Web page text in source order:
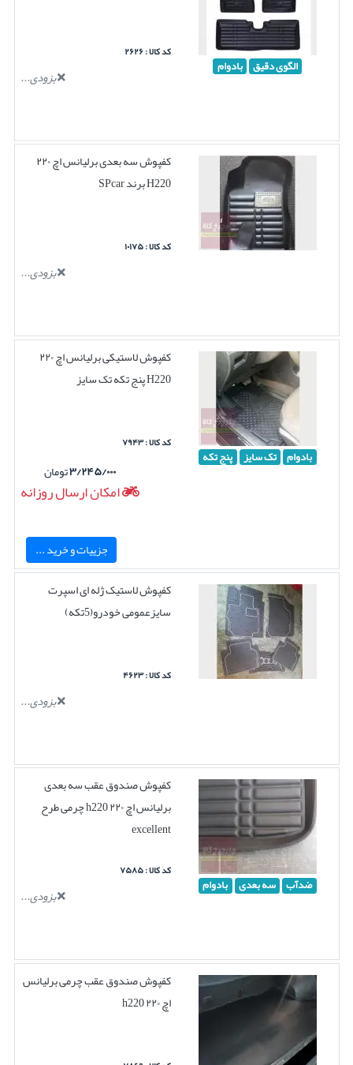
الگوی دقیق بادوام
کد کالا : ۲۶۲۶
بزودی...
کفپوش سه بعدی برلیانس اچ ۲۲۰
H220 برند SPcar
کد کالا : ۱۰۱۷۵
بزودی...
بادوام تک سایز پنج تکه
کفپوش لاستیکی برلیانس اچ ۲۲۰
H220 پنج تکه تک سایز
کد کالا : ۷۹۴۳
۳/۲۴۵/۰۰۰تومان
امکان ارسال روزانه
جزییات و خرید ...
کفپوش لاستیک ژله ای اسپرت
سایزعمومی خودرو(5تکه)
کد کالا : ۴۶۲۳
بزودی...
ضدآب سه بعدی بادوام
کفپوش صندوق عقب سه بعدی
برلیانس اچ ۲۲۰ h220 چرمی طرح
excellent
کد کالا : ۷۵۸۵
بزودی...
کفپوش صندوق عقب چرمی برلیانس
اچ ۲۲۰ h220